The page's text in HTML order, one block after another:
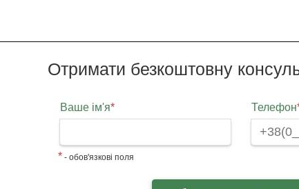
Отримати безкоштовну
Ваше ім'я* Телефон
* - обов'язкові поля